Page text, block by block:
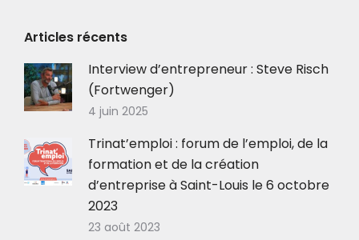
Articles récents
Interview d’entrepreneur : Steve Risch
(Fortwenger)
4 juin 2025
Trinat’emploi : forum de l’emploi, de la
formation et de la création
d’entreprise à Saint-Louis le 6 octobre
2023
23 août 2023